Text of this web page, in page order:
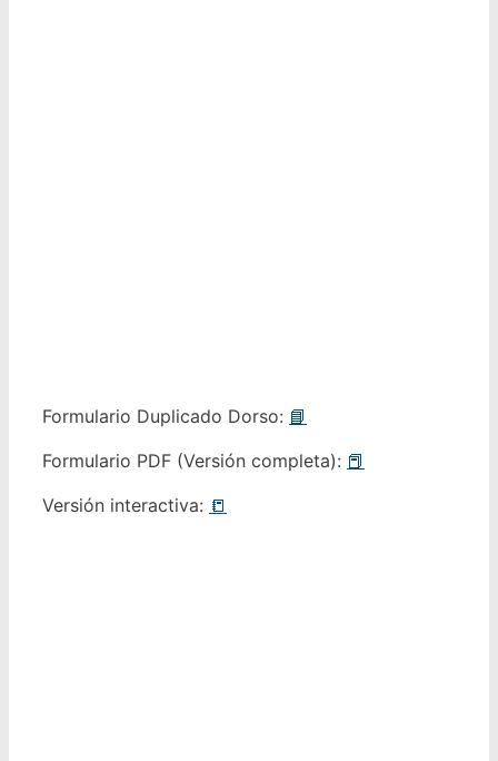
Formulario Duplicado Dorso: 📘
Formulario PDF (Versión completa): 📕
Versión interactiva: 📒